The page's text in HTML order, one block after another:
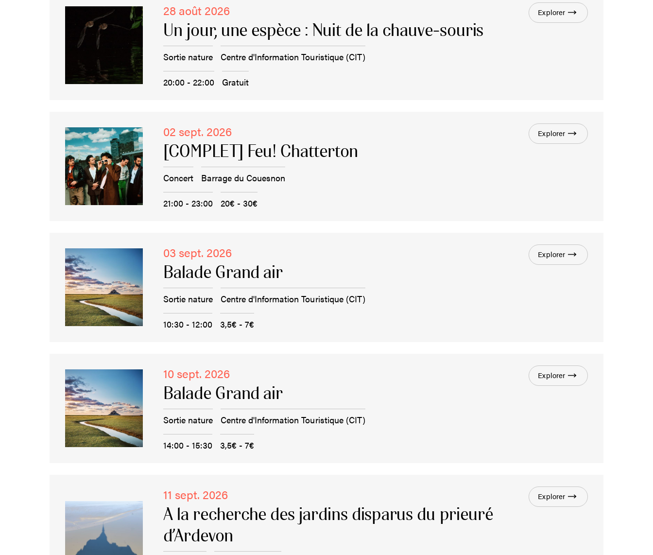
28 août 2026
Un jour, une espèce : Nuit de la chauve-souris
Sortie nature Centre d'Information Touristique (CIT)
20:00 - 22:00 Gratuit
Explorer
02 sept. 2026
[COMPLET] Feu! Chatterton
Concert Barrage du Couesnon
21:00 - 23:00 20€ - 30€
Explorer
03 sept. 2026
Balade Grand air
Sortie nature Centre d'Information Touristique (CIT)
10:30 - 12:00 3,5€ - 7€
Explorer
10 sept. 2026
Balade Grand air
Sortie nature Centre d'Information Touristique (CIT)
14:00 - 15:30 3,5€ - 7€
Explorer
11 sept. 2026
A la recherche des jardins disparus du prieuré
d’Ardevon
Explorer